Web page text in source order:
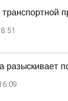
разыскивает